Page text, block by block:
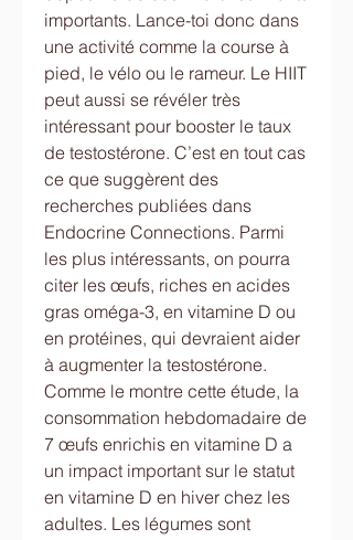
importants. Lance-toi donc dans
une activité comme la course à
pied, le vélo ou le rameur. Le HIIT
peut aussi se révéler très
intéressant pour booster le taux
de testostérone. C’est en tout cas
ce que suggèrent des
recherches publiées dans
Endocrine Connections. Parmi
les plus intéressants, on pourra
citer les œufs, riches en acides
gras oméga-3, en vitamine D ou
en protéines, qui devraient aider
à augmenter la testostérone.
Comme le montre cette étude, la
consommation hebdomadaire de
7 œufs enrichis en vitamine D a
un impact important sur le statut
en vitamine D en hiver chez les
adultes. Les légumes sont